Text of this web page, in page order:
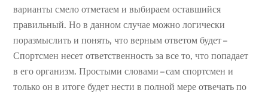
варианты смело отметаем и выбираем оставшийся
правильный. Но в данном случае можно логически
поразмыслить и понять, что верным ответом будет –
Спортсмен несет ответственность за все то, что попадает
в его организм. Простыми словами – сам спортсмен и
только он в итоге будет нести в полной мере отвечать по